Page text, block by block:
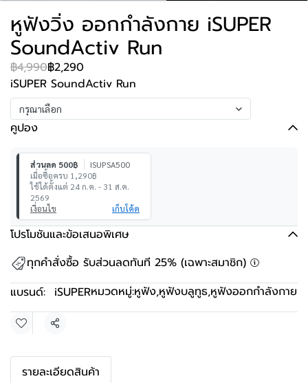
หูฟังวิ่ง ออกกำลังกาย iSUPER
SoundActiv Run
฿4,990฿2,290
iSUPER SoundActiv Run
กรุณาเลือก
คูปอง
ส่วนลด 500฿
ISUPSA500
เมื่อซื้อครบ 1,290฿
ใช้ได้ตั้งแต่ 24 ก.ค. - 31 ส.ค.
2569
เงื่อนไข
เก็บโค้ด
โปรโมชันและข้อเสนอพิเศษ
ทุกคำสั่งซื้อ รับส่วนลดทันที 25% (เฉพาะสมาชิก)
แบรนด์: iSUPERหมวดหมู่:หูฟัง,หูฟังบลูทูธ,หูฟังออกกําลังกาย
แชร์
รายละเอียดสินค้า